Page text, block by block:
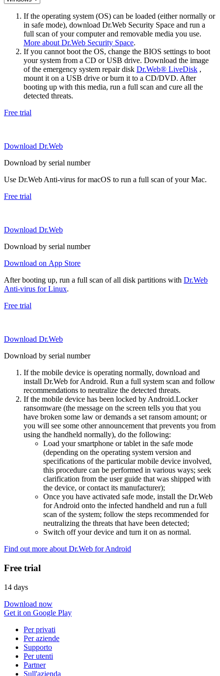
If the operating system (OS) can be loaded (either normally or
in safe mode), download Dr.Web Security Space and run a
full scan of your computer and removable media you use.
More about Dr.Web Security Space.
If you cannot boot the OS, change the BIOS settings to boot
your system from a CD or USB drive. Download the image
of the emergency system repair disk Dr.Web® LiveDisk ,
mount it on a USB drive or burn it to a CD/DVD. After
booting up with this media, run a full scan and cure all the
detected threats.
Free trial
Download Dr.Web
Download by serial number
Use Dr.Web Anti-virus for macOS to run a full scan of your Mac.
Free trial
Download Dr.Web
Download by serial number
Download on App Store
After booting up, run a full scan of all disk partitions with Dr.Web
Anti-virus for Linux.
Free trial
Download Dr.Web
Download by serial number
If the mobile device is operating normally, download and
install Dr.Web for Android. Run a full system scan and follow
recommendations to neutralize the detected threats.
If the mobile device has been locked by Android.Locker
ransomware (the message on the screen tells you that you
have broken some law or demands a set ransom amount; or
you will see some other announcement that prevents you from
using the handheld normally), do the following:
Load your smartphone or tablet in the safe mode
(depending on the operating system version and
specifications of the particular mobile device involved,
this procedure can be performed in various ways; seek
clarification from the user guide that was shipped with
the device, or contact its manufacturer);
Once you have activated safe mode, install the Dr.Web
for Android onto the infected handheld and run a full
scan of the system; follow the steps recommended for
neutralizing the threats that have been detected;
Switch off your device and turn it on as normal.
Find out more about Dr.Web for Android
Free trial
14 days
Download now
Get it on Google Play
Per privati
Per aziende
Supporto
Per utenti
Partner
Sull'azienda